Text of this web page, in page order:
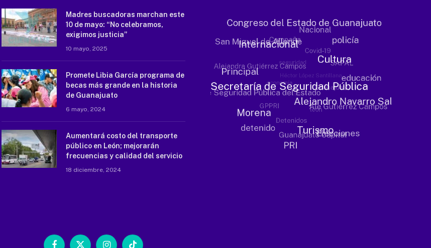
Madres buscadoras marchan este
10 de mayo: “No celebramos,
exigimos justicia”
10 mayo, 2025
Promete Libia García programa de
becas más grande en la historia
de Guanajuato
6 mayo, 2024
Aumentará costo del transporte
público en León; mejorarán
frecuencias y calidad del servicio
18 diciembre, 2024